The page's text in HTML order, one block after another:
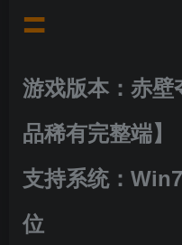
=
游戏版本：赤壁
品稀有完整端】
支持系统：
位